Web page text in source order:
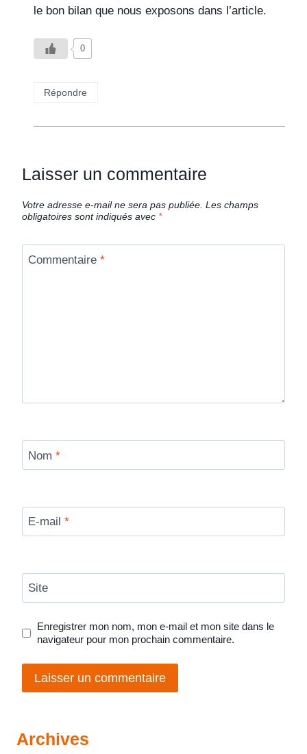
le bon bilan que nous exposons dans l’article.
0
Répondre
Laisser un commentaire
Votre adresse e-mail ne sera pas publiée. Les champs
obligatoires sont indiqués avec *
Commentaire *
Nom *
E-mail *
Site
Enregistrer mon nom, mon e-mail et mon site dans le
navigateur pour mon prochain commentaire.
Archives